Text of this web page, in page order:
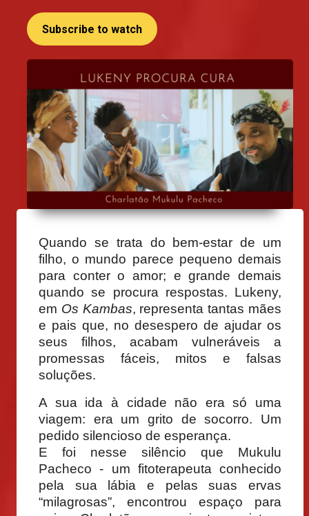
Subscribe to watch
Quando se trata do bem-estar de um
filho, o mundo parece pequeno demais
para conter o amor; e grande demais
quando se procura respostas. Lukeny,
em Os Kambas, representa tantas mães
e pais que, no desespero de ajudar os
seus filhos, acabam vulneráveis a
promessas fáceis, mitos e falsas
soluções.
A sua ida à cidade não era só uma
viagem: era um grito de socorro. Um
pedido silencioso de esperança.
E foi nesse silêncio que Mukulu
Pacheco - um fitoterapeuta conhecido
pela sua lábia e pelas suas ervas
“milagrosas”, encontrou espaço para